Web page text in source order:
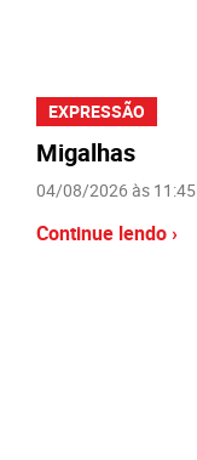
EXPRESSÃO
Migalhas
04/08/2026 às 11:45
Continue lendo ›